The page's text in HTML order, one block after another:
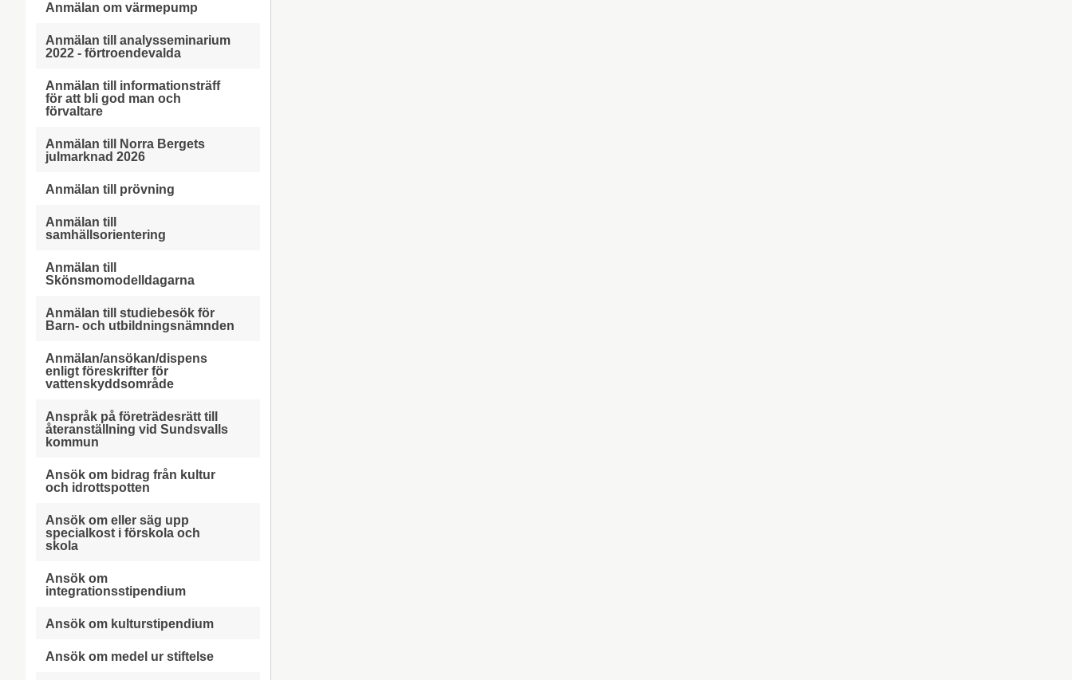
Anmälan om värmepump
Anmälan till analysseminarium
2022 - förtroendevalda
Anmälan till informationsträff
för att bli god man och
förvaltare
Anmälan till Norra Bergets
julmarknad 2026
Anmälan till prövning
Anmälan till
samhällsorientering
Anmälan till
Skönsmomodelldagarna
Anmälan till studiebesök för
Barn- och utbildningsnämnden
Anmälan/ansökan/dispens
enligt föreskrifter för
vattenskyddsområde
Anspråk på företrädesrätt till
återanställning vid Sundsvalls
kommun
Ansök om bidrag från kultur
och idrottspotten
Ansök om eller säg upp
specialkost i förskola och
skola
Ansök om
integrationsstipendium
Ansök om kulturstipendium
Ansök om medel ur stiftelse